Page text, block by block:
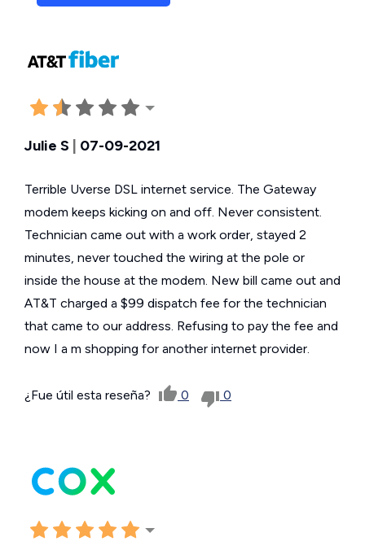
Julie S 07-09-2021
Terrible Uverse DSL internet service. The Gateway
modem keeps kicking on and off. Never consistent.
Technician came out with a work order, stayed 2
minutes, never touched the wiring at the pole or
inside the house at the modem. New bill came out and
AT&T charged a $99 dispatch fee for the technician
that came to our address. Refusing to pay the fee and
now I a m shopping for another internet provider.
¿Fue útil esta reseña? 0 0